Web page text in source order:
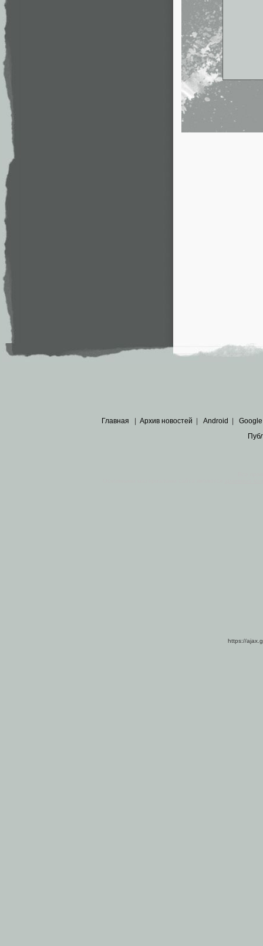
Главная Архив новостей Android Google
https://